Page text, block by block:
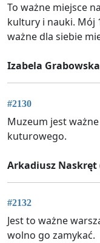
To ważne miejsce
kultury i nauki. Mój
ważne dla siebie
Izabela Grabowska
#2130
Muzeum jest
kuturowego.
Arkadiusz Naskręt
#2132
Jest to ważne
wolno go zamykać.